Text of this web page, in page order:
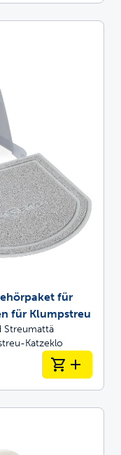
für
für Klumpstreu
Streumattä
Katzeklo